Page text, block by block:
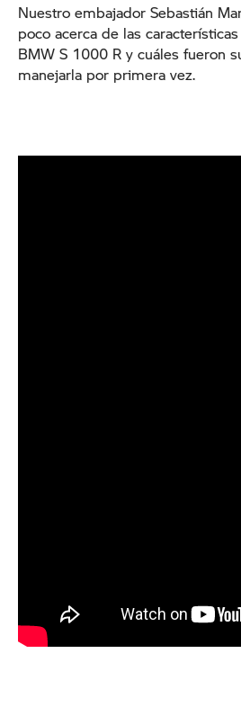
Nuestro embajador Sebastián
poco acerca de las
BMW S 1000 R y cuáles fueron
manejarla por primera vez.